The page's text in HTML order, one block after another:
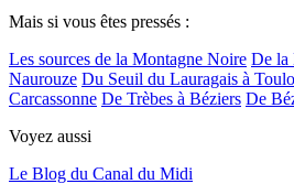
Mais si vous êtes pressés :
Les sources de la Montagne Noire De la
Naurouze Du Seuil du Lauragais à
Carcassonne De Trèbes à Béziers De
Voyez aussi
Le Blog du Canal du Midi